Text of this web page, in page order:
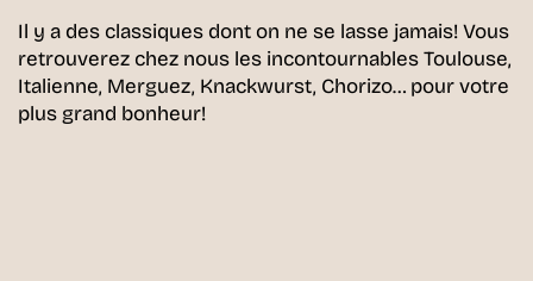
Il y a des classiques dont on ne se lasse jamais! Vous
retrouverez chez nous les incontournables Toulouse,
Italienne, Merguez, Knackwurst, Chorizo… pour votre
plus grand bonheur!